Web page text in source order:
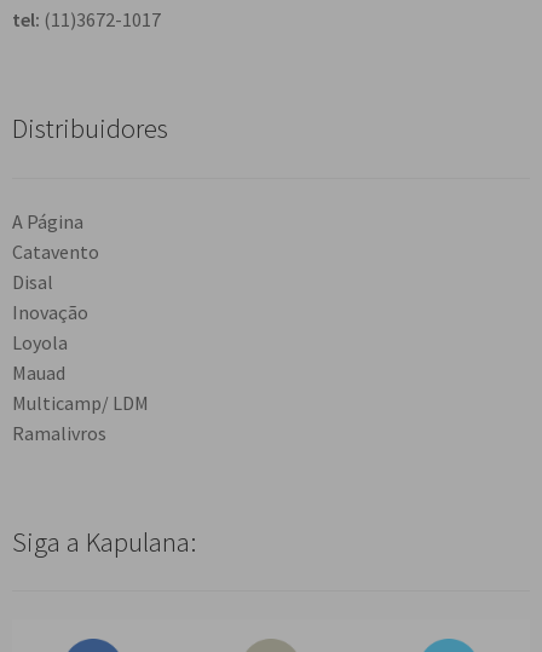
tel: (11)3672-1017
Distribuidores
A Página
Catavento
Disal
Inovação
Loyola
Mauad
Multicamp/ LDM
Ramalivros
Siga a Kapulana: